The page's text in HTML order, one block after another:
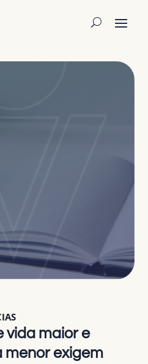
vida maior e
exigem